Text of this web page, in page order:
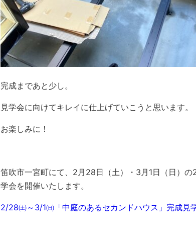
完成まであと少し。
見学会に向けてキレイに仕上げていこうと思います。
お楽しみに！
笛吹市一宮町にて、2月28日（土）・3月1日（日）
学会を開催いたします。
2/28㈯～3/1㈰「中庭のあるセカンドハウス」完成見